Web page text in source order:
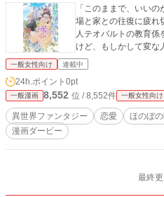
「このままで、いいのかな…」 雇われ薬師の
場と家との往復に疲れ
人テオバルトの教育係を命じられて
一般女性向け 連載中
24h.ポイント 0pt
一般漫画 8,552 位 / 8,552件 一般女性向け
異世界ファンタジー 恋愛 ほのぼ
漫画ダービー
最終